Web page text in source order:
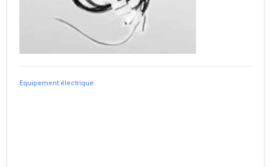
Equipement électrique